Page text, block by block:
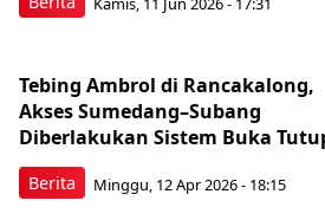
Berita
Tebing Ambrol di Rancakalong,
Akses Sumedang–Subang
Diberlakukan Sistem Buka
Minggu, 12 Apr 2026 - 18:15